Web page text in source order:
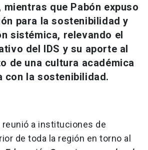
que Pabón expuso
para la sostenibilidad y
sistémica, relevando el
del IDS y su aporte al
de una cultura académica
con la sostenibilidad.
reunió a instituciones de
de toda la región en torno al